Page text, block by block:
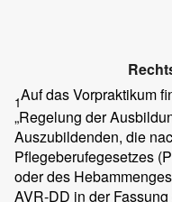
1Auf das Vorpraktikum
„Regelung der
Auszubildenden, die
Pflegeberufegesetzes
oder des
AVR-DD in der